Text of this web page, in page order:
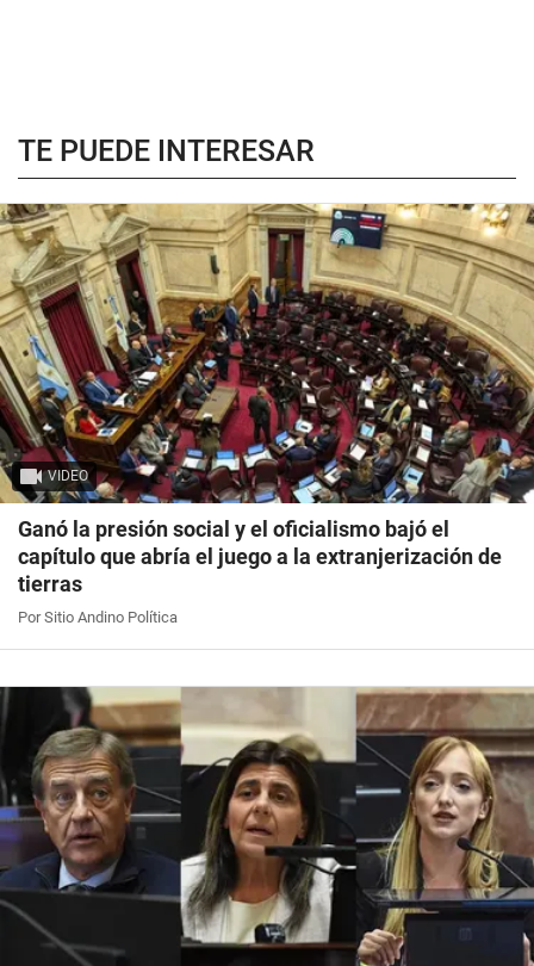
TE PUEDE INTERESAR
VIDEO
Ganó la presión social y el oficialismo bajó el
capítulo que abría el juego a la extranjerización de
tierras
Por Sitio Andino Política